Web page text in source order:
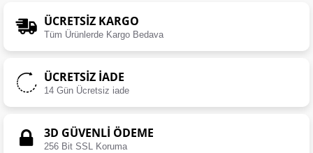
ÜCRETSIZ KARGO
Tüm Ürünlerde Kargo Bedava
ÜCRETSIZ İADE
14 Gün Ücretsiz iade
3D GÜVENLİ ÖDEME
256 Bit SSL Koruma